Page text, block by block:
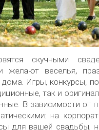
скучными
желают веселья,
дома. Игры, конкурсы,
так и
В зависимости от
на
для вашей свадьбы,